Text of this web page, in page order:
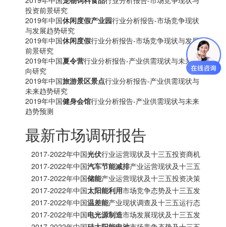
投资前景研究
2019年中国休闲度假产业园行业分析报告-市场竞争现状
与发展趋势研究
2019年中国休闲度假行业分析报告-市场竞争现状与发展
前景研究
2019年中国夏令营行业分析报告-产业供需现状与未来动
向研究
2019年中国旅游景区景点行业分析报告-产业供需现状与
未来趋势研究
2019年中国健身会馆行业分析报告-产业供需现状与未来
趋势预测
最新市场调研报告
2017-2022年中国光伏行业运营现状及十三五投资商机
研究报告
2017-2022年中国汽车节能减排产业运营现状及十三五
发展趋势前瞻报告
2017-2022年中国储能产业运营现状及十三五投资决策
分析报告
2017-2022年中国太阳能利用市场竞争态势及十三五发
展趋势前瞻报告
2017-2022年中国温差能产业现状调查及十三五运行态
势预测报告
2017-2022年中国电光源制造市场发展现状及十三五发